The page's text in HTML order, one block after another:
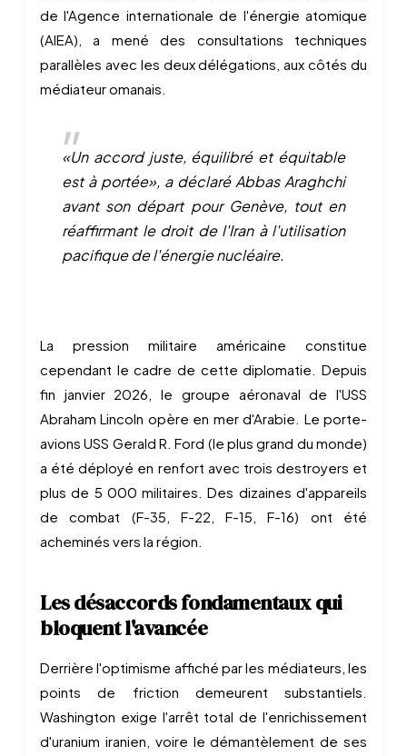
de l'Agence internationale de l'énergie atomique
(AIEA), a mené des consultations techniques
parallèles avec les deux délégations, aux côtés du
médiateur omanais.
«Un accord juste, équilibré et équitable
est à portée», a déclaré Abbas Araghchi
avant son départ pour Genève, tout en
réaffirmant le droit de l'Iran à l'utilisation
pacifique de l'énergie nucléaire.
La pression militaire américaine constitue
cependant le cadre de cette diplomatie. Depuis
fin janvier 2026, le groupe aéronaval de l'USS
Abraham Lincoln opère en mer d'Arabie. Le porte-
avions USS Gerald R. Ford (le plus grand du monde)
a été déployé en renfort avec trois destroyers et
plus de 5 000 militaires. Des dizaines d'appareils
de combat (F-35, F-22, F-15, F-16) ont été
acheminés vers la région.
Les désaccords fondamentaux qui
bloquent l'avancée
Derrière l'optimisme affiché par les médiateurs, les
points de friction demeurent substantiels.
Washington exige l'arrêt total de l'enrichissement
d'uranium iranien, voire le démantèlement de ses